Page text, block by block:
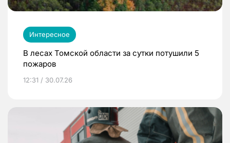
Интересное
В лесах Томской области за сутки потушили 5
пожаров
12:31 / 30.07.26